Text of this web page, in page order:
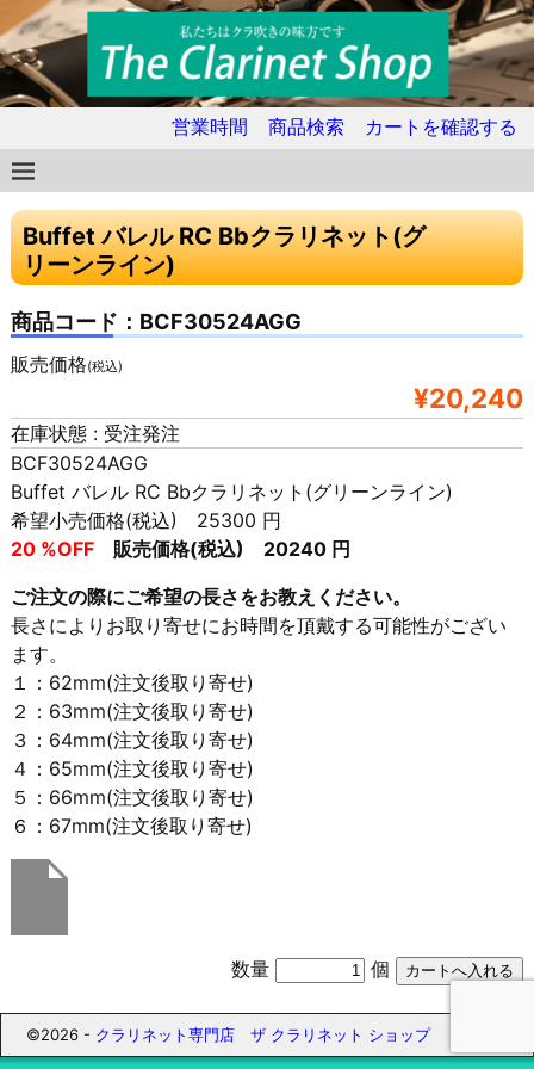
営業時間 商品検索 カートを確認する
Buffet バレル RC Bbクラリネット(グ
リーンライン)
商品コード：BCF30524AGG
販売価格(税込)
¥20,240
在庫状態 : 受注発注
BCF30524AGG
Buffet バレル RC Bbクラリネット(グリーンライン)
希望小売価格(税込) 25300 円
20 %OFF販売価格(税込) 20240 円
ご注文の際にご希望の長さをお教えください。
長さによりお取り寄せにお時間を頂戴する可能性がござい
ます。
１：62mm(注文後取り寄せ)
２：63mm(注文後取り寄せ)
３：64mm(注文後取り寄せ)
４：65mm(注文後取り寄せ)
５：66mm(注文後取り寄せ)
６：67mm(注文後取り寄せ)
数量 個
©2026 - クラリネット専門店 ザ クラリネット ショップ